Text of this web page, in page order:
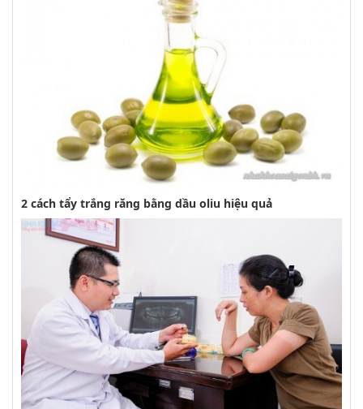
2 cách tẩy trắng răng bằng dầu oliu hiệu quả